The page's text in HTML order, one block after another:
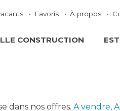
Favoris À propos
CONSTRUCTION
dans nos offres. A vendre,